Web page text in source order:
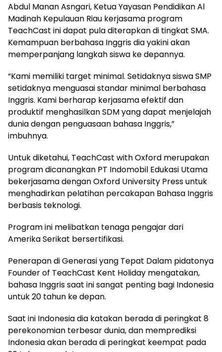
Abdul Manan Asngari, Ketua Yayasan Pendidikan Al
Madinah Kepulauan Riau kerjasama program
TeachCast ini dapat pula diterapkan di tingkat SMA.
Kemampuan berbahasa Inggris dia yakini akan
memperpanjang langkah siswa ke depannya.
“Kami memiliki target minimal. Setidaknya siswa SMP
setidaknya menguasai standar minimal berbahasa
Inggris. Kami berharap kerjasama efektif dan
produktif menghasilkan SDM yang dapat menjelajah
dunia dengan penguasaan bahasa Inggris,”
imbuhnya.
Untuk diketahui, TeachCast with Oxford merupakan
program dicanangkan PT Indomobil Edukasi Utama
bekerjasama dengan Oxford University Press untuk
menghadirkan pelatihan percakapan Bahasa Inggris
berbasis teknologi.
Program ini melibatkan tenaga pengajar dari
Amerika Serikat bersertifikasi.
Penerapan di Generasi yang Tepat Dalam pidatonya
Founder of TeachCast Kent Holiday mengatakan,
bahasa Inggris saat ini sangat penting bagi Indonesia
untuk 20 tahun ke depan.
Saat ini Indonesia dia katakan berada di peringkat 8
perekonomian terbesar dunia, dan memprediksi
Indonesia akan berada di peringkat keempat pada